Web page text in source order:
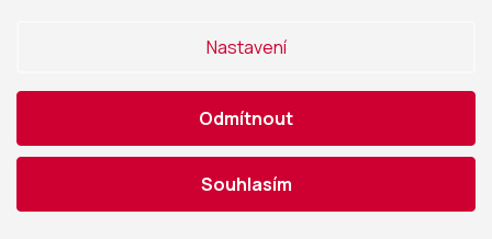
Nastavení
Odmítnout
Souhlasím
ALFA PLAM, peletový sporák ALFA TERM H20 s
výměníkem 20 kW, pravý, bílý AKCE2026
skladem